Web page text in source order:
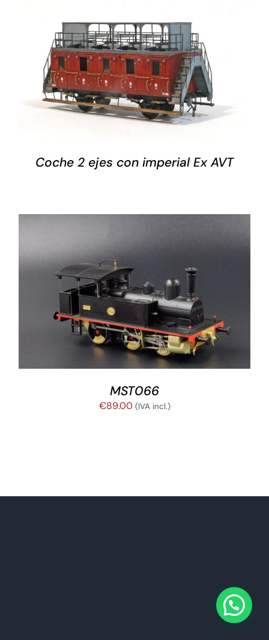
DETALLES
Coche 2 ejes con imperial Ex AVT
AÑADIR AL CARRITO / DETALLES
MST066
€89.00 (IVA incl.)